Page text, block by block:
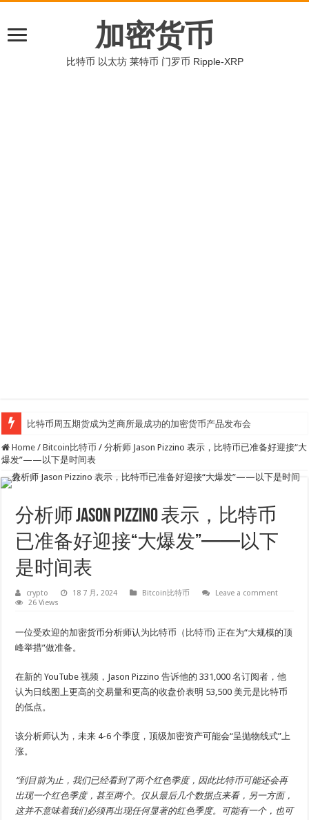
加密货币
比特币 以太坊 莱特币 门罗币 Ripple-XRP
比特币周五期货成为芝商所最成功的加密货币产品发布会
Home / Bitcoin比特币 / 分析师 Jason Pizzino 表示，比特币已准备好迎接“大
爆发”——以下是时间表
分析师 Jason Pizzino 表示，比特币
已准备好迎接“大爆发”——以下
是时间表
crypto 18 7 月, 2024 Bitcoin比特币
Leave a comment
26 Views
一位受欢迎的加密货币分析师认为比特币（ 比特币) 正在为“大规模的顶
峰举措”做准备。
在新的 YouTube视频 ，Jason Pizzino 告诉他的 331,000 名订阅者，他
认为日线图上更高的交易量和更高的收盘价表明 53,500 美元是比特币
的低点。
该分析师认为，未来 4-6 个季度，顶级加密资产可能会“呈抛物线式”上
涨。
“到目前为止，我们已经看到了两个红色季度，因此比特币可能还会再
出现一个红色季度，甚至两个。仅从最后几个数据点来看，另一方面，
这并不意味着我们必须再出现任何显著的红色季度。可能有一个，也可